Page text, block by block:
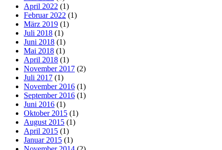
April 2022 (1)
Februar 2022 (1)
März 2019 (1)
Juli 2018 (1)
Juni 2018 (1)
Mai 2018 (1)
April 2018 (1)
November 2017 (2)
Juli 2017 (1)
November 2016 (1)
September 2016 (1)
Juni 2016 (1)
Oktober 2015 (1)
August 2015 (1)
April 2015 (1)
Januar 2015 (1)